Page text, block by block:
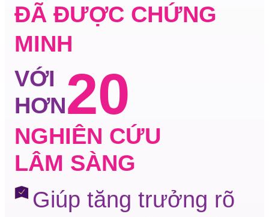
ĐÃ ĐƯỢC CHỨNG
MINH
VỚI
HƠN20
NGHIÊN CỨU
LÂM SÀNG
Giúp tăng trưởng rõ